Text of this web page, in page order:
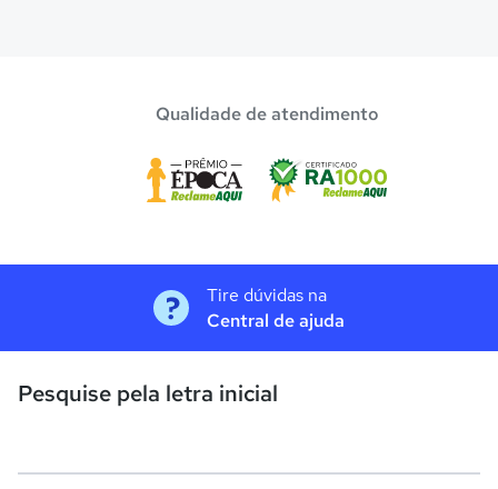
Qualidade de atendimento
Tire dúvidas na
Central de ajuda
Pesquise pela letra inicial